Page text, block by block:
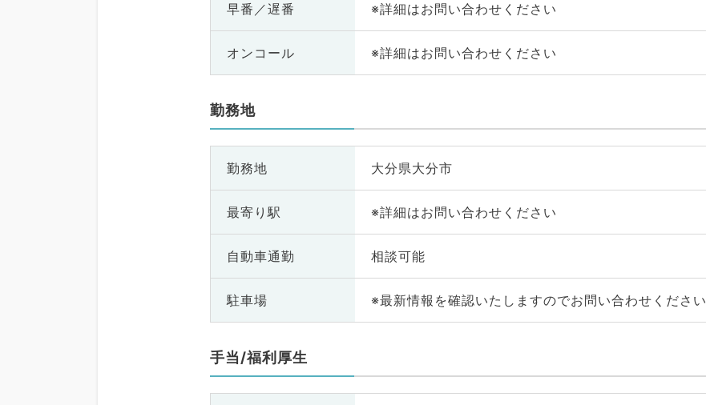
早番／遅番 ※詳細はお問い合わせください
オンコール ※詳細はお問い合わせください
勤務地
勤務地 大分県大分市
最寄り駅 ※詳細はお問い合わせください
自動車通勤 相談可能
駐車場 ※最新情報を確認いたしますのでお問い合わせください
手当/福利厚生